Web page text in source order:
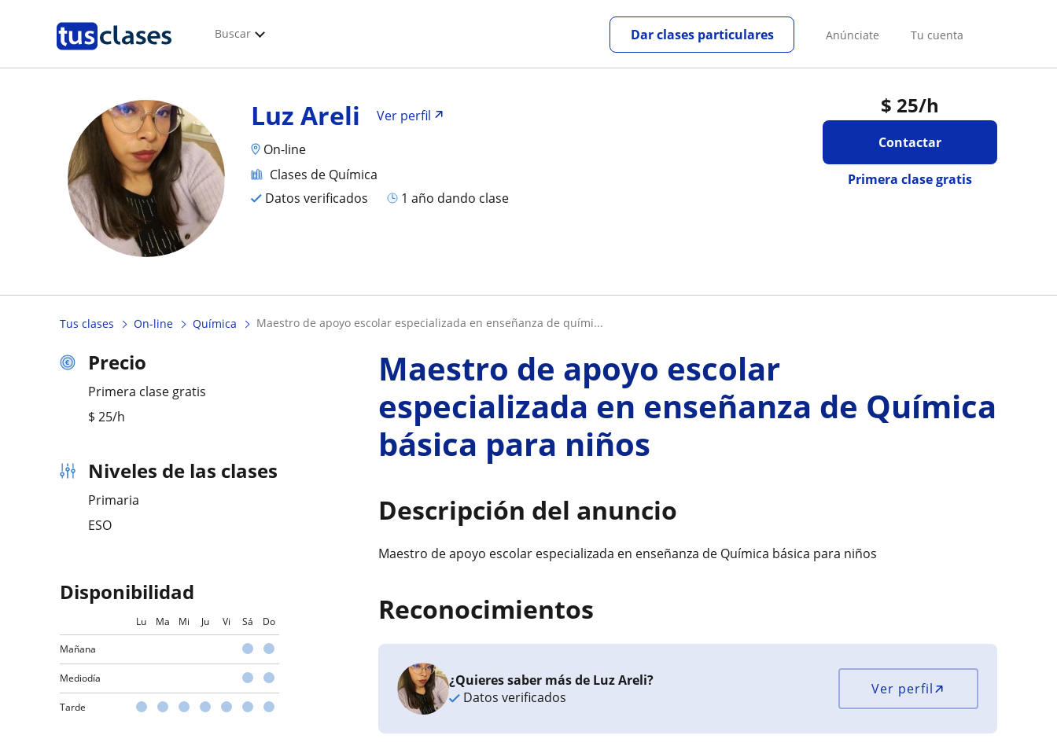
Buscar Anúnciate Tu cuenta
Dar clases particulares
$ 25/h
Contactar
Primera clase gratis
Luz Areli
Ver perfil
On-line
Clases de Química
Datos verificados
1 año dando clase
Tus clases On-line Química maestro de apoyo escolar especializada en enseñanza de quími...
Precio
Primera clase gratis
$ 25/h
Niveles de las clases
Primaria
ESO
Disponibilidad
Lu Ma Mi Ju Vi Sá Do
Mañana
Mediodía
Tarde
Maestro de apoyo escolar
especializada en enseñanza de Química
básica para niños
Descripción del anuncio
Maestro de apoyo escolar especializada en enseñanza de Química básica para niños
Reconocimientos
¿Quieres saber más de Luz Areli?
Datos verificados
Ver perfil